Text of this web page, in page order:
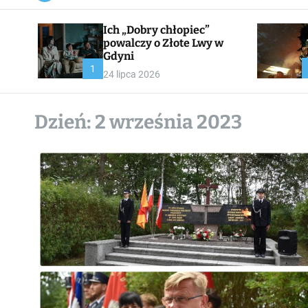
a
a
s
W
i
e
t
1
Ich „Dobry chłopiec”
powalczy o Złote Lwy w
Gdyni
24 lipca 2026
Dzień: 2 września 2023